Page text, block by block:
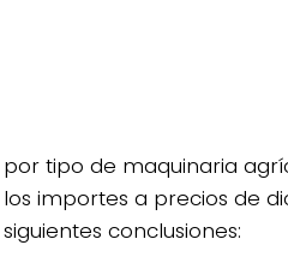
por tipo de maquinaria
los importes a precios de
siguientes conclusiones: